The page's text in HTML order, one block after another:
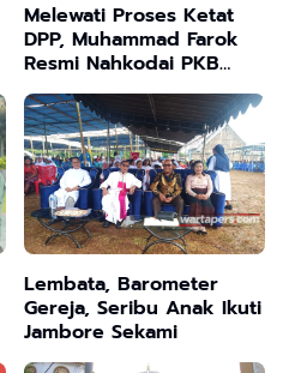
Melewati Proses Ketat
DPP, Muhammad Farok
Resmi Nahkodai PKB
Sampang Periode 2026–
2031
Lembata, Barometer
Gereja, Seribu Anak Ikuti
Jambore Sekami